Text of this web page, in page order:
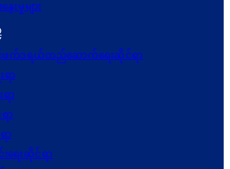
းမှုများ
ဖက်ဒရယ်တည်ဆောက်ရေးဆိုင်ရာ
ရာ
ာ
ာ
ာ
းရေးဆိုင်ရာ